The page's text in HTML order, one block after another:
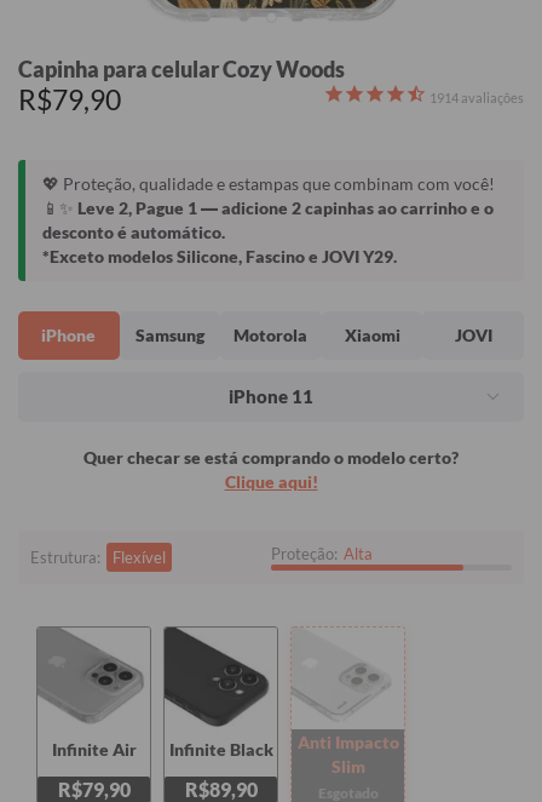
Capinha para celular Cozy Woods
R$79,90 1914 avaliações
💖 Proteção, qualidade e estampas que combinam com você!
📱✨ Leve 2, Pague 1— adicione 2 capinhas ao carrinho e o
desconto é automático.
*Exceto modelos Silicone, Fascino e JOVI Y29.
iPhone Samsung Motorola Xiaomi JOVI
iPhone 11
Quer checar se está comprando o modelo certo?
Clique aqui!
Estrutura: Flexível Proteção: Alta
Infinite Air
R$79,90
Infinite Black
R$89,90
Anti Impacto
Slim